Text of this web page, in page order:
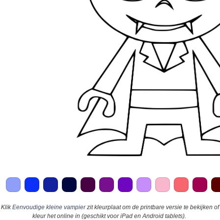
KlikEenvoudige kleine vampierzit kleurplaat om de printbare versie te bekijken of
kleur het online in (geschikt voor iPad en Android tablets).